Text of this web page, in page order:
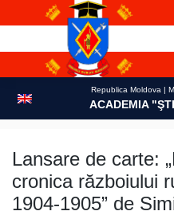
Republica Moldova |
ACADEMIA
Lansare de carte:
cronica războiului
1904-1905” de